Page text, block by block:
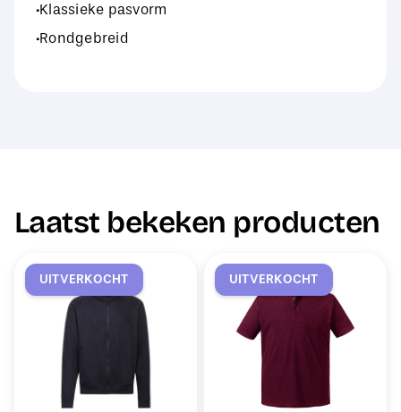
·Klassieke pasvorm
·Rondgebreid
Laatst bekeken producten
UITVERKOCHT UITVERKOCHT